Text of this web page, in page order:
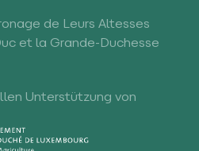
de Leurs Altesses
et la Grande-Duchesse
Unterstützung von